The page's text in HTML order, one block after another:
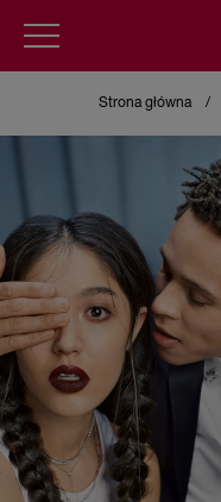
Strona główna